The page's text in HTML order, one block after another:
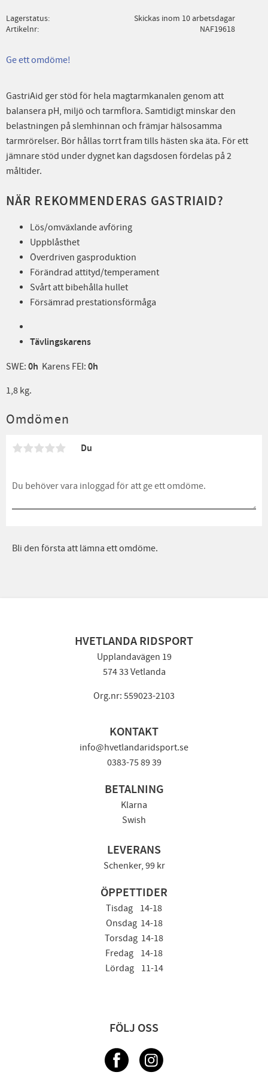
Lagerstatus
Skickas inom 10 arbetsdagar
Artikelnr
NAF19618
Ge ett omdöme!
GastriAid ger stöd för hela magtarmkanalen genom att
balansera pH, miljö och tarmflora. Samtidigt minskar den
belastningen på slemhinnan och främjar hälsosamma
tarmrörelser. Bör hållas torrt fram tills hästen ska äta. För ett
jämnare stöd under dygnet kan dagsdosen fördelas på 2
måltider.
NÄR REKOMMENDERAS GASTRIAID?
Lös/omväxlande avföring
Uppblåsthet
Överdriven gasproduktion
Förändrad attityd/temperament
Svårt att bibehålla hullet
Försämrad prestationsförmåga
Tävlingskarens
SWE: 0h Karens FEI: 0h
1,8 kg.
Omdömen
Du
Bli den första att lämna ett omdöme.
HVETLANDA RIDSPORT
Upplandavägen 19
574 33 Vetlanda
Org.nr: 559023-2103
KONTAKT
info@hvetlandaridsport.se
0383-75 89 39
BETALNING
Klarna
Swish
LEVERANS
Schenker, 99 kr
ÖPPETTIDER
Tisdag 14-18
Onsdag 14-18
Torsdag 14-18
Fredag 14-18
Lördag 11-14
FÖLJ OSS